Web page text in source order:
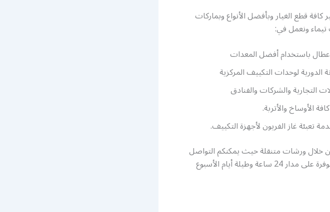
قطع الغيار وبأفضل الأنواع وبماركات
ونعمل في:
باستخدام أفضل المعدات
لوحدات التكييف المركزية
التجارية والشركات والفنادق
الأوساخ والأتربة.
تعبئة غاز الفريون لأجهزة التكييف.
خلال ورشات متنقلة حيث يمكنكم التواصل
تيماء في أي وقت فخدمتنا متوفرة على مدار 24 ساعة وطيلة أيام الأسبوع